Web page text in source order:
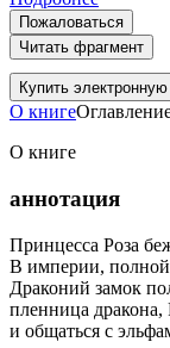
Пожаловаться
Читать фрагмент
Купить
О книге
О книге
аннотация
Принцесса Роза
В империи, полной
Драконий замок
пленница дракона,
и общаться с